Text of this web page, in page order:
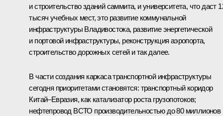
и строительство зданий саммита, и университета, что даст
тысяч учебных мест, это развитие коммунальной
инфраструктуры Владивостока, развитие энергетической
и портовой инфраструктуры, реконструкция аэропорта,
строительство дорожных сетей и так далее.
В части создания каркаса транспортной инфраструктуры
сегодня приоритетами становятся: транспортный коридор
Китай–Евразия, как катализатор роста грузопотоков;
нефтепровод ВСТО производительностью до 80 миллионов